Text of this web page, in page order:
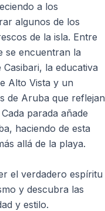
a los
algunos de los
de la isla. Entre
se encuentran la
la educativa
Alto Vista y un
de Aruba que reflejan
parada añade
haciendo de esta
allá de la playa.
el verdadero espíritu
y descubra las
y estilo.